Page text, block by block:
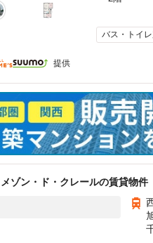
バス・トイレ
提供
メゾン・ド・クレールの賃貸物件